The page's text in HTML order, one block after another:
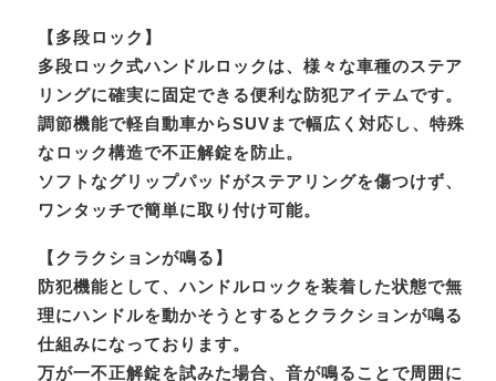
【多段ロック】
多段ロック式ハンドルロックは、様々な車種のステア
リングに確実に固定できる便利な防犯アイテムです。
調節機能で軽自動車からSUVまで幅広く対応し、特殊
なロック構造で不正解錠を防止。
ソフトなグリップパッドがステアリングを傷つけず、
ワンタッチで簡単に取り付け可能。
【クラクションが鳴る】
防犯機能として、ハンドルロックを装着した状態で無
理にハンドルを動かそうとするとクラクションが鳴る
仕組みになっております。
万が一不正解錠を試みた場合、音が鳴ることで周囲に